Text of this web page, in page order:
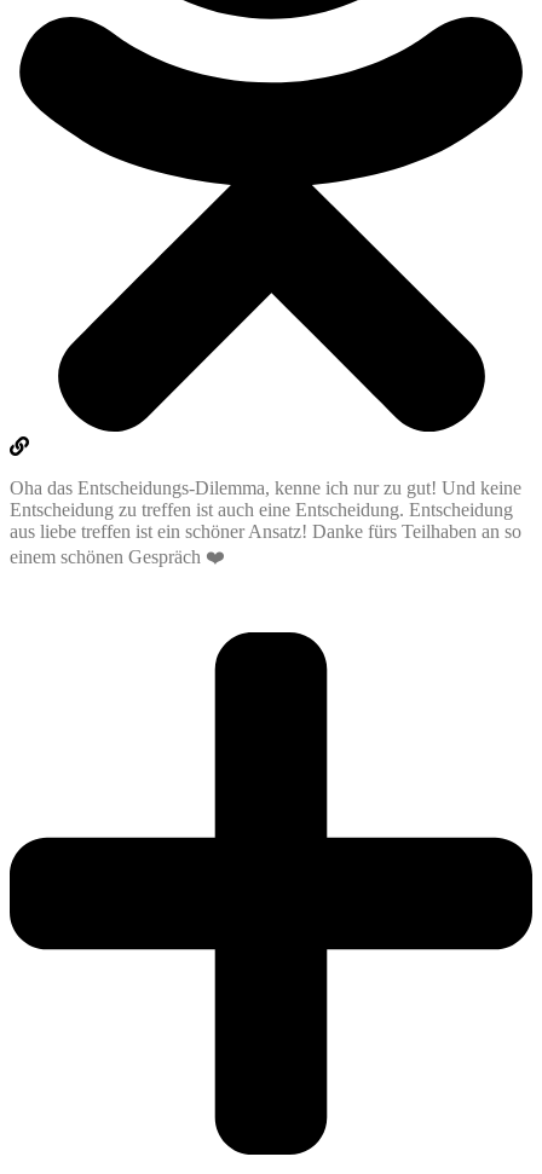
Oha das Entscheidungs-Dilemma, kenne ich nur zu gut! Und keine
Entscheidung zu treffen ist auch eine Entscheidung. Entscheidung
aus liebe treffen ist ein schöner Ansatz! Danke fürs Teilhaben an so
einem schönen Gespräch ❤️